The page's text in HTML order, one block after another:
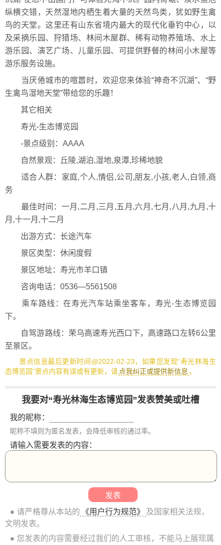
纵横交错，天然湿地内栖生着大量的天然鸟类，犹如野生禽
鸟的天堂。这里还有山东省境内最大的现代化垂钓中心，以
及采摘乐园、狩猎场、林间木屋群、稀有动物养殖场、水上
游乐园、演艺广场、儿童乐园、可提供野餐的林间小木屋等
游乐服务设施。
当厌倦城市的喧嚣时，欢迎您来体验“神奇不沉湖”、“野
生禽鸟湿地天堂”带给您的乐趣！
其它相关
寿光-生态博览园
-景点级别：AAAA
自然景观：丘陵,湖泊,湿地,泉潭,珍稀地貌
适合人群：家庭,个人,情侣,公司,朋友,小孩,老人,白领,商
务
最佳时间：一月,二月,三月,五月,六月,七月,八月,九月,十
月,十一月,十二月
出游方式：长途汽车
景区类型：休闲度假
景区地址：寿光市羊口镇
咨询电话：0536—5561508
乘车路线：在寿光汽车站乘坐客车，寿光-生态博览园
下。
自驾游路线：荣乌高速寿光西口下，高速路口左转6公里
至景区。
景点信息最后更新时间@2022-02-23，如果您发现“寿光林海生
态博览园”景点内容有误或有更新，请 点我纠正或提供新信息。
我要对“寿光林海生态博览园”发表赞美或吐槽
我的昵称：
昵称不填则为匿名发表，会降低审核的通过率。
请输入需要发表的内容：
● 请严格尊从本站的 《用户行为规范》
及国家相关法规，
文明发表。
● 您发表的内容需要经过我们的人工审核，不能马上展现属